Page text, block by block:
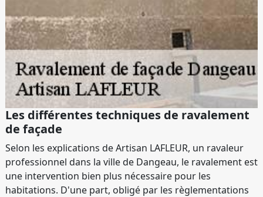
Les différentes techniques de ravalement
de façade
Selon les explications de Artisan LAFLEUR, un ravaleur
professionnel dans la ville de Dangeau, le ravalement est
une intervention bien plus nécessaire pour les
habitations. D'une part, obligé par les règlementations